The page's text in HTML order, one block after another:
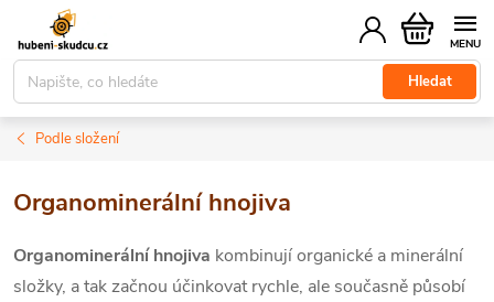
obsah
Hledat
Nákupní
košík
Podle složení
Organominerální hnojiva
Organominerální hnojiva kombinují organické a minerální
složky, a tak začnou účinkovat rychle, ale současně působí